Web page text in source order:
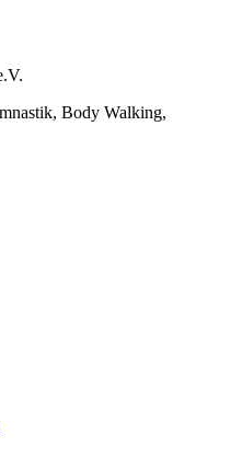
Body Walking,